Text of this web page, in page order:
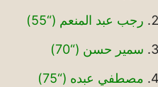
رجب عبد المنعم (“55)
سمير حسن (“70)
مصطفي عبده (“75)